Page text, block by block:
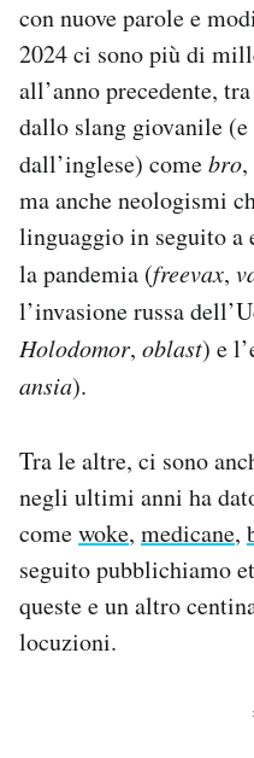
CALENDARIO
AREA PERSONALE
Area Personale
Notifiche mobile
Regala il Post
Hai bisogno di aiuto?
Esci
con nuove parole e
2024 ci sono più di
all’anno precedente,
dallo slang giovanile
dall’inglese) comebro,
ma anche neologismi
linguaggio in seguito a
la pandemia (freevax,
l’invasione russa
Holodomor, oblast) e
ansia).
Tra le altre, ci sono
negli ultimi anni ha
comewoke, medicane,
seguito pubblichiamo
queste e un altro
locuzioni.